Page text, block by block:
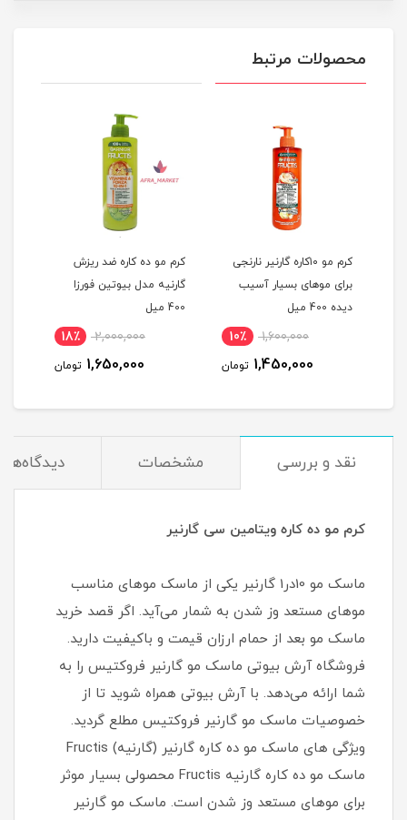
محصولات مرتبط
کرم مو ۱۰کاره گارنیر نارنجی
برای موهای بسیار آسیب
دیده 400 میل
1,600,000 10٪
1,450,000 تومان
کرم مو ده کاره ضد ریزش
گارنیه مدل بیوتین فورزا
400 میل
2,000,000 18٪
1,650,000 تومان
نقد و بررسی مشخصات دیدگاه‌ها
کرم مو ده کاره ویتامین سی گارنیر
ماسک مو 10در1 گارنیر یکی از ماسک موهای مناسب
موهای مستعد وز شدن به شمار می‌آید. اگر قصد خرید
ماسک مو بعد از حمام ارزان قیمت و باکیفیت دارید.
فروشگاه آرش بیوتی ماسک مو گارنیر فروکتیس را به
شما ارائه می‌دهد. با آرش بیوتی همراه شوید تا از
خصوصیات ماسک مو گارنیر فروکتیس مطلع گردید.
ویژگی های ماسک مو ده کاره گارنیر (گارنیه) Fructis
ماسک مو ده کاره گارنیه Fructis محصولی بسیار موثر
برای موهای مستعد وز شدن است. ماسک مو گارنیر